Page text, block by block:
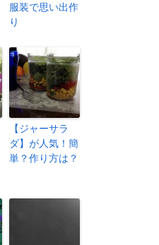
服装で思い出作
り
【ジャーサラ
ダ】が人気！簡
単？作り方は？